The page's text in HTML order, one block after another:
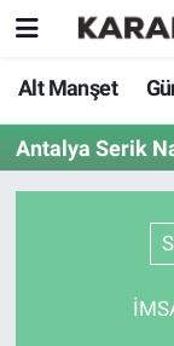
Alt Manşet
Antalya Serik